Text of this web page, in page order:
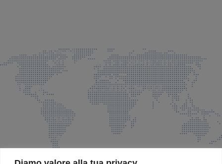
info@faeg.it
COMMERCIALE E SPEDIZIONI
Via Padre Elzi, 32 Grassobbio (BG)
035 525015
035 335037
info@faeg.it
SITE MAP